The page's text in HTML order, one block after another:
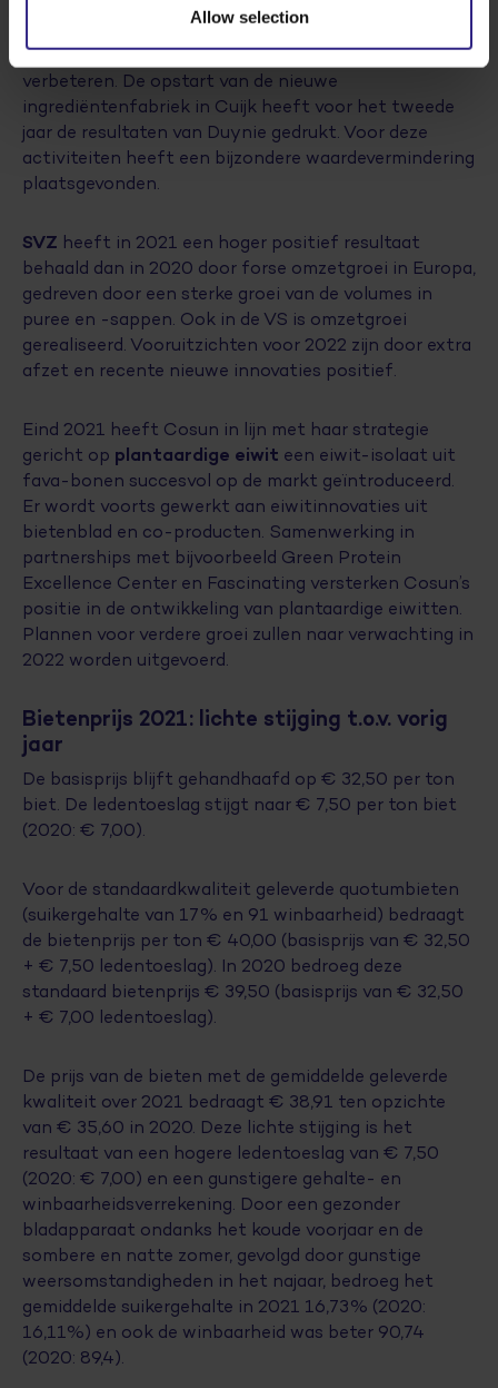
Allow selection
heeft in haar onderdelen Duynie Feed
en Agri Bio Source het resultaat in 2021 kunnen
verbeteren. De opstart van de nieuwe
ingrediëntenfabriek in Cuijk heeft voor het tweede
jaar de resultaten van Duynie gedrukt. Voor deze
activiteiten heeft een bijzondere waardevermindering
plaatsgevonden.
SVZ heeft in 2021 een hoger positief resultaat
behaald dan in 2020 door forse omzetgroei in Europa,
gedreven door een sterke groei van de volumes in
puree en -sappen. Ook in de VS is omzetgroei
gerealiseerd. Vooruitzichten voor 2022 zijn door extra
afzet en recente nieuwe innovaties positief.
Eind 2021 heeft Cosun in lijn met haar strategie
gericht op plantaardige eiwit een eiwit-isolaat uit
fava-bonen succesvol op de markt geïntroduceerd.
Er wordt voorts gewerkt aan eiwitinnovaties uit
bietenblad en co-producten. Samenwerking in
partnerships met bijvoorbeeld Green Protein
Excellence Center en Fascinating versterken Cosun’s
positie in de ontwikkeling van plantaardige eiwitten.
Plannen voor verdere groei zullen naar verwachting in
2022 worden uitgevoerd.
Bietenprijs 2021: lichte stijging t.o.v. vorig
jaar
De basisprijs blijft gehandhaafd op € 32,50 per ton
biet. De ledentoeslag stijgt naar € 7,50 per ton biet
(2020: € 7,00).
Voor de standaardkwaliteit geleverde quotumbieten
(suikergehalte van 17% en 91 winbaarheid) bedraagt
de bietenprijs per ton € 40,00 (basisprijs van € 32,50
+ € 7,50 ledentoeslag). In 2020 bedroeg deze
standaard bietenprijs € 39,50 (basisprijs van € 32,50
+ € 7,00 ledentoeslag).
De prijs van de bieten met de gemiddelde geleverde
kwaliteit over 2021 bedraagt € 38,91 ten opzichte
van € 35,60 in 2020. Deze lichte stijging is het
resultaat van een hogere ledentoeslag van € 7,50
(2020: € 7,00) en een gunstigere gehalte- en
winbaarheidsverrekening. Door een gezonder
bladapparaat ondanks het koude voorjaar en de
sombere en natte zomer, gevolgd door gunstige
weersomstandigheden in het najaar, bedroeg het
gemiddelde suikergehalte in 2021 16,73% (2020:
16,11%) en ook de winbaarheid was beter 90,74
(2020: 89,4).